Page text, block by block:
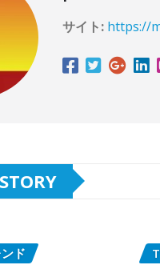
サイト: https://
ド